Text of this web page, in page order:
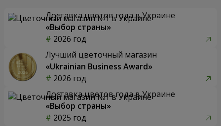
Доставка цветов года в Украине
«Выбор страны»
2026 год
Лучший цветочный магазин
«Ukrainian Business Award»
2026 год
Доставка цветов года в Украине
«Выбор страны»
2025 год